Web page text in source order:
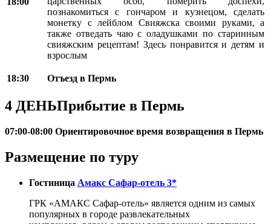
познакомиться с гончаром и кузнецом, сделать
монетку с лейблом Свияжска своими руками, а
также отведать чаю с оладушками по старинным
свияжским рецептам! Здесь понравится и детям и
взрослым
18:30 Отъезд в Пермь
4 ДЕНЬПрибытие в Пермь
07:00-08:00 Ориентировочное время возвращения в Пермь
Размещение по туру
Гостиница Амакс Сафар-отель 3*
ГРК «АМАКС Сафар-отель» является одним из самых
популярных в городе развлекательных